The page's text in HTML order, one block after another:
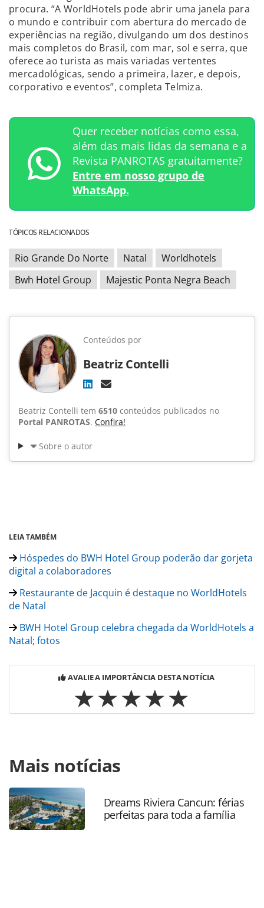
procura. “A WorldHotels pode abrir uma janela para
o mundo e contribuir com abertura do mercado de
experiências na região, divulgando um dos destinos
mais completos do Brasil, com mar, sol e serra, que
oferece ao turista as mais variadas vertentes
mercadológicas, sendo a primeira, lazer, e depois,
corporativo e eventos”, completa Telmiza.
Quer receber notícias como essa,
além das mais lidas da semana e a
Revista PANROTAS gratuitamente?
Entre em nosso grupo de
WhatsApp.
TÓPICOS RELACIONADOS
Rio Grande Do Norte Natal
Worldhotels
Bwh Hotel Group
Majestic Ponta Negra Beach
Conteúdos por
Beatriz Contelli
Beatriz Contelli tem 6510 conteúdos publicados no
Portal PANROTAS. Confira!
Sobre o autor
LEIA TAMBÉM
Hóspedes do BWH Hotel Group poderão dar gorjeta
digital a colaboradores
Restaurante de Jacquin é destaque no WorldHotels
de Natal
BWH Hotel Group celebra chegada da WorldHotels a
Natal; fotos
AVALIE A IMPORTÂNCIA DESTA NOTÍCIA
https://www.panrotas.com.br/hotelaria/mercado/2022/12/
worldhotels-majestic-ponta-negra-beach-rn-apresenta-
diferenciais_193791.html ou as ferramentas oferecidas na
página. Todo o conteúdo produzido pela PANROTAS
Editora é protegido pela legislação brasileira sobre direito
autoral. Não reproduza o conteúdo sem autorização da
Mais notícias
Dreams Riviera Cancun: férias
perfeitas para toda a família